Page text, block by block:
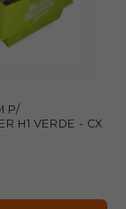
P/
H1 VERDE - CX